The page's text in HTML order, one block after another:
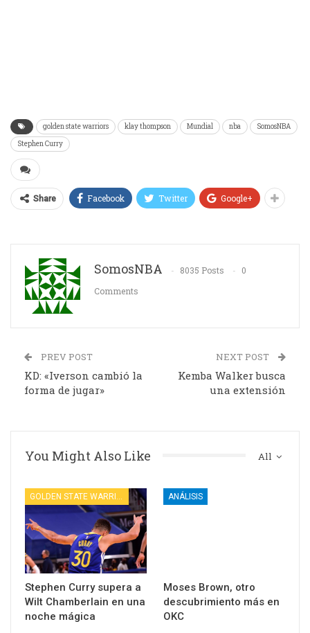
golden state warriors klay thompson Mundial nba
SomosNBA
Stephen Curry
Share Facebook Twitter Google+
SomosNBA 8035 Posts
0
Comments
PREV POST
KD: «Iverson cambió la
forma de jugar»
NEXT POST
Kemba Walker busca
una extensión
All
You Might Also Like
Stephen Curry supera a
Wilt Chamberlain en una
noche mágica
ANÁLISIS
Moses Brown, otro
descubrimiento más en
OKC